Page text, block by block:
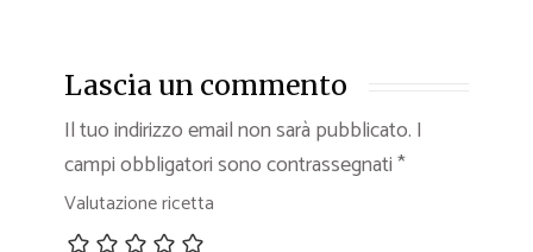
Lascia un commento
Il tuo indirizzo email non sarà pubblicato. I
campi obbligatori sono contrassegnati*
Valutazione ricetta